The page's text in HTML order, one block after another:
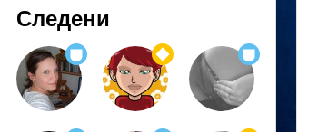
Следени